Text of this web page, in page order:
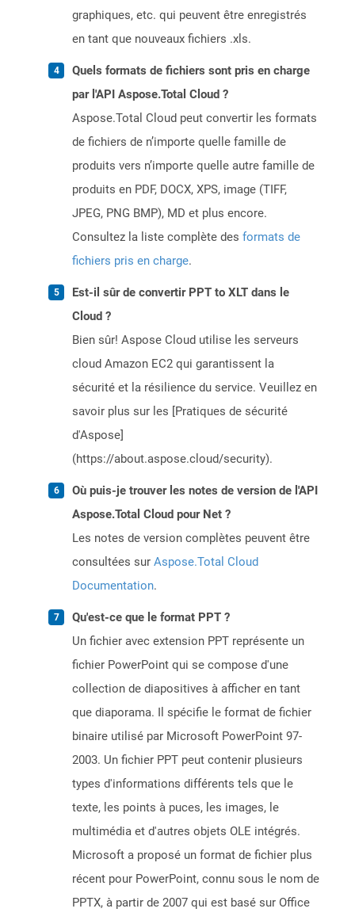
graphiques, etc. qui peuvent être enregistrés
en tant que nouveaux fichiers .xls.
Quels formats de fichiers sont pris en charge
par l'API Aspose.Total Cloud ?
Aspose.Total Cloud peut convertir les formats
de fichiers de n’importe quelle famille de
produits vers n’importe quelle autre famille de
produits en PDF, DOCX, XPS, image (TIFF,
JPEG, PNG BMP), MD et plus encore.
Consultez la liste complète des formats de
fichiers pris en charge.
Est-il sûr de convertir PPT to XLT dans le
Cloud ?
Bien sûr! Aspose Cloud utilise les serveurs
cloud Amazon EC2 qui garantissent la
sécurité et la résilience du service. Veuillez en
savoir plus sur les [Pratiques de sécurité
d'Aspose]
(https://about.aspose.cloud/security).
Où puis-je trouver les notes de version de l'API
Aspose.Total Cloud pour Net ?
Les notes de version complètes peuvent être
consultées sur Aspose.Total Cloud
Documentation.
Qu'est-ce que le format PPT ?
Un fichier avec extension PPT représente un
fichier PowerPoint qui se compose d'une
collection de diapositives à afficher en tant
que diaporama. Il spécifie le format de fichier
binaire utilisé par Microsoft PowerPoint 97-
2003. Un fichier PPT peut contenir plusieurs
types d'informations différents tels que le
texte, les points à puces, les images, le
multimédia et d'autres objets OLE intégrés.
Microsoft a proposé un format de fichier plus
récent pour PowerPoint, connu sous le nom de
PPTX, à partir de 2007 qui est basé sur Office